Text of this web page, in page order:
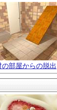
の部屋からの脱出